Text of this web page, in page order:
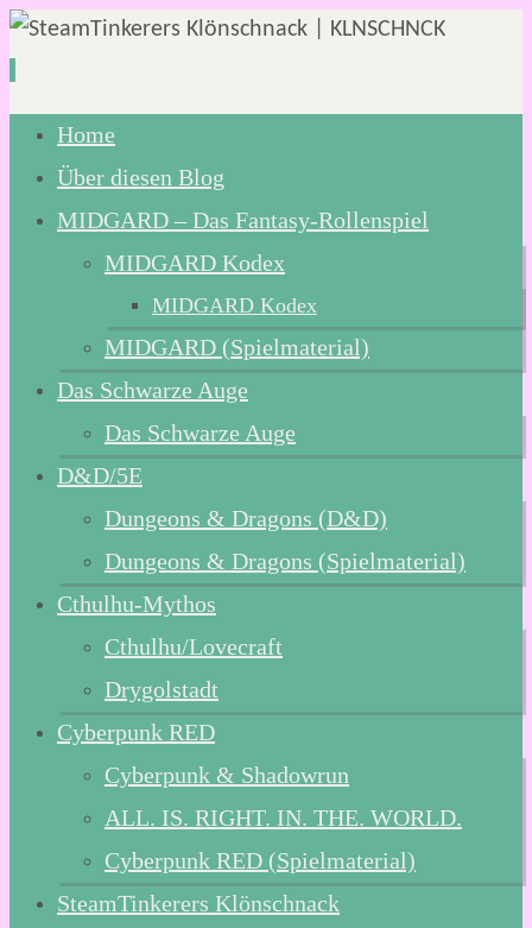
Zum
Inhalt
springen
Home
Über diesen Blog
MIDGARD – Das Fantasy-Rollenspiel
MIDGARD Kodex
MIDGARD Kodex
MIDGARD (Spielmaterial)
Das Schwarze Auge
Das Schwarze Auge
D&D/5E
Dungeons & Dragons (D&D)
Dungeons & Dragons (Spielmaterial)
Cthulhu-Mythos
Cthulhu/Lovecraft
Drygolstadt
Cyberpunk RED
Cyberpunk & Shadowrun
ALL. IS. RIGHT. IN. THE. WORLD.
Cyberpunk RED (Spielmaterial)
SteamTinkerers Klönschnack